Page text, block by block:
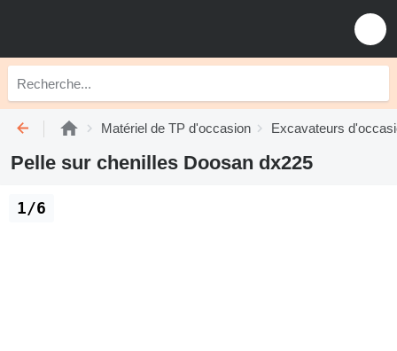
Matériel de TP d'occasion Excavateurs
Pelle sur chenilles Doosan dx225
1/6